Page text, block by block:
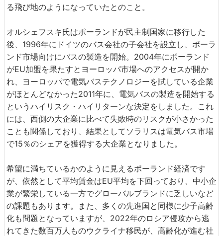
る飛び地のようになっていたとのこと。
オルシェフスキ氏はポーランドが民主制国家に移行した
後、1996年にドイツのバス会社の子会社を設立し、ポーラ
ンド市場向けにバスの製造を開始。2004年にポーランド
がEU加盟を果たすとヨーロッパ市場へのアクセスが開か
れ、ヨーロッパで電気バステクノロジーを試している企業
がほとんどなかった2011年に、電気バスの製造を開始する
というハイリスク・ハイリターンな決定をしました。これ
には、西側の大企業に比べて失敗時のリスクが小さかった
ことも関係しており、結果としてソラリスは電気バス市場
で15％のシェアを獲得する大企業となりました。
希望に満ちているかのように見えるポーランド経済です
が、依然として平均賃金はEU平均を下回っており、中小企
業が繁栄している一方でグローバルブランドに乏しいなど
の課題もあります。また、多くの先進国と同様に少子高齢
化も問題となっていますが、2022年のロシア侵攻から逃
れてきた数百万人ものウクライナ移民が、高齢化が進む社